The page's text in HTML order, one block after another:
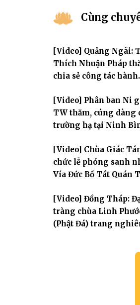
Cùng
[Video] Quảng Ngãi:
Thích Nhuận Pháp
chia sẻ công tác hành
chư hành giả Ni
[Video] Phân ban Ni
TW thăm, cúng dàng
trường hạ tại Ninh
thần hộ trì Tam bảo
[Video] Chùa Giác
chức lễ phóng sanh
Vía Đức Bồ Tát Quán
[Video] Đồng Tháp:
tràng chùa Linh
(Phật Đá) trang